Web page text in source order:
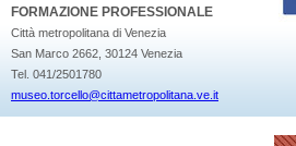
FORMAZIONE PROFESSIONALE
Città metropolitana di Venezia
San Marco 2662, 30124 Venezia
Tel. 041/2501780
museo.torcello@cittametropolitana.ve.it